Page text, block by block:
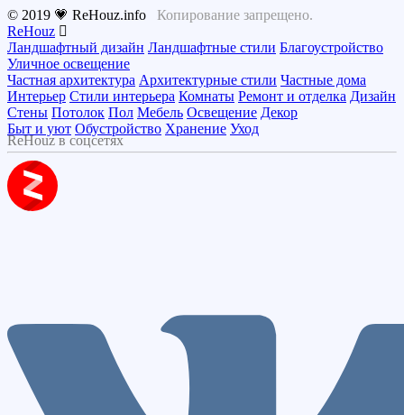
© 2019 💗 ReHouz.info Копирование запрещено.
ReHouz
Ландшафтный дизайн Ландшафтные стили Благоустройство
Уличное освещение
Частная архитектура Архитектурные стили Частные дома
Интерьер Стили интерьера Комнаты Ремонт и отделка Дизайн
Стены Потолок Пол Мебель Освещение Декор
Быт и уют Обустройство Хранение Уход
ReHouz в соцсетях